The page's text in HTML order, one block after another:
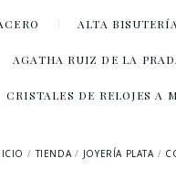
ALTA BISUTERÍA
AGATHA RUIZ DE LA
CRISTALES DE RELOJES A
TIENDA JOYERÍA PLATA